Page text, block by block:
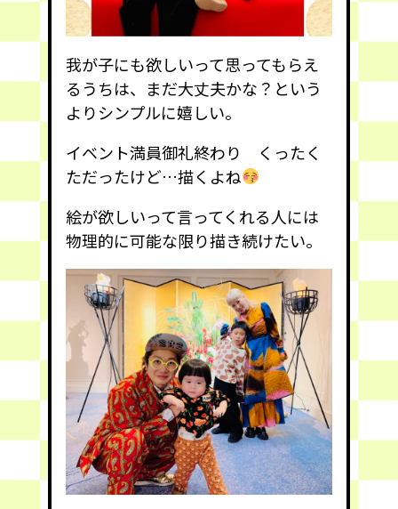
我が子にも欲しいって思ってもらえ
るうちは、まだ大丈夫かな？という
よりシンプルに嬉しい。
イベント満員御礼終わり くったく
ただったけど…描くよね
絵が欲しいって言ってくれる人には
物理的に可能な限り描き続けたい。